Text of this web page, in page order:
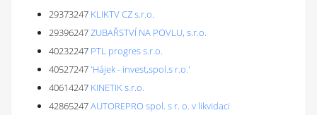
29373247 KLIKTV CZ s.r.o.
29396247ZUBAŘSTVÍ NA POVLU, s.r.o.
40232247 PTL progres s.r.o.
40527247'Hájek - invest,spol.s r.o.'
40614247 KINETIK s.r.o.
42865247AUTOREPRO spol. s r. o. v likvidaci